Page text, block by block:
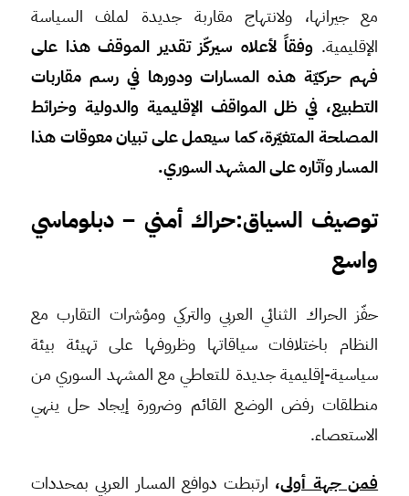
مع جيرانها، ولانتهاج مقاربة جديدة لملف السياسة
الإقليمية. وفقاً لأعلاه سيركّز تقدير الموقف هذا على
فهم حركيّة هذه المسارات ودورها في رسم مقاربات
التطبيع، في ظل المواقف الإقليمية والدولية وخرائط
المصلحة المتغيّرة، كما سيعمل على تبيان معوقات هذا
المسار وآثاره على المشهد السوري.
توصيف السياق:حراك أمني – دبلوماسي
واسع
حفّز الحراك الثنائي العربي والتركي ومؤشرات التقارب مع
النظام باختلافات سياقاتها وظروفها على تهيئة بيئة
سياسية-إقليمية جديدة للتعاطي مع المشهد السوري من
منطلقات رفض الوضع القائم وضرورة إيجاد حل ينهي
الاستعصاء.
فمن جهة أولى، ارتبطت دوافع المسار العربي بمحددات